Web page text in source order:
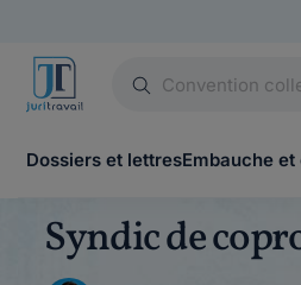
Dossiers et lettresEmbauche
Syndic de